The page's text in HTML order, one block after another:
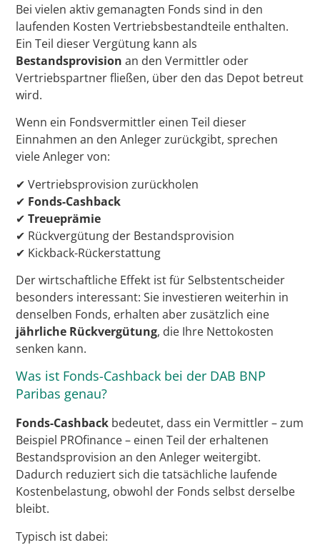
Bei vielen aktiv gemanagten Fonds sind in den
laufenden Kosten Vertriebsbestandteile enthalten.
Ein Teil dieser Vergütung kann als
Bestandsprovision an den Vermittler oder
Vertriebspartner fließen, über den das Depot betreut
wird.
Wenn ein Fondsvermittler einen Teil dieser
Einnahmen an den Anleger zurückgibt, sprechen
viele Anleger von:
✔ Vertriebsprovision zurückholen
✔ Fonds-Cashback
✔Treueprämie
✔ Rückvergütung der Bestandsprovision
✔ Kickback-Rückerstattung
Der wirtschaftliche Effekt ist für Selbstentscheider
besonders interessant: Sie investieren weiterhin in
denselben Fonds, erhalten aber zusätzlich eine
jährliche Rückvergütung, die Ihre Nettokosten
senken kann.
Was ist Fonds-Cashback bei der DAB BNP
Paribas genau?
Fonds-Cashback bedeutet, dass ein Vermittler – zum
Beispiel PROfinance – einen Teil der erhaltenen
Bestandsprovision an den Anleger weitergibt.
Dadurch reduziert sich die tatsächliche laufende
Kostenbelastung, obwohl der Fonds selbst derselbe
bleibt.
Typisch ist dabei: